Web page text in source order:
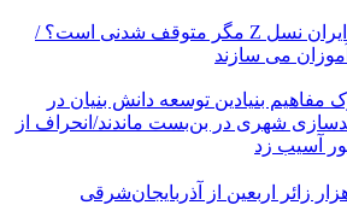
سیلیکن ولیِ تهران؛ این ایران نسل Z مگر متوقف شدنی است؟ /
آموزان می سازند
مفاهیم بنیادین توسعه دانش بنیان در
شهری در بن‌بست ماندند/انحراف از